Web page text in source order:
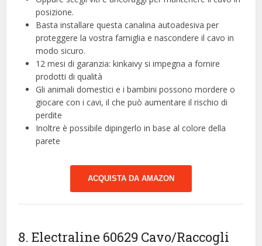
posizione.
Basta installare questa canalina autoadesiva per
proteggere la vostra famiglia e nascondere il cavo in
modo sicuro.
12 mesi di garanzia: kinkaivy si impegna a fornire
prodotti di qualità
Gli animali domestici e i bambini possono mordere o
giocare con i cavi, il che può aumentare il rischio di
perdite
Inoltre è possibile dipingerlo in base al colore della
parete
ACQUISTA DA AMAZON
8. Electraline 60629 Cavo/Raccogli